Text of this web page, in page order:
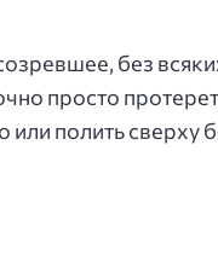
без
просто
или полить